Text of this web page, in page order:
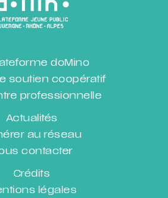
doMino
soutien coopératif
professionnelle
Actualités
au réseau
contacter
Crédits
légales